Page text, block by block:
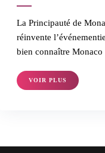
La Principauté de
réinvente
bien connaître
VOIR PLUS